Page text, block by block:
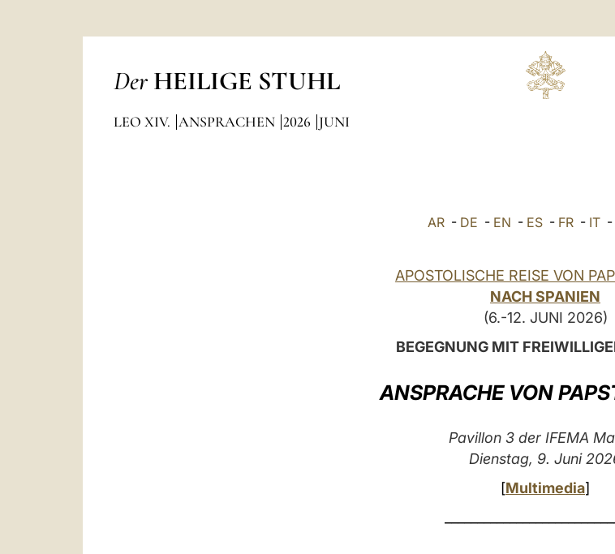
Der HEILIGE STUHL
LEO XIV. ANSPRACHEN 2026 JUNI
AR - DE - EN - ES - FR - IT -
APOSTOLISCHE REISE VON
NACH SPANIEN
(6.-12. JUNI 2026)
BEGEGNUNG MIT
ANSPRACHE VON
Pavillon 3 der IFEMA
Dienstag, 9. Juni
[Multimedia]